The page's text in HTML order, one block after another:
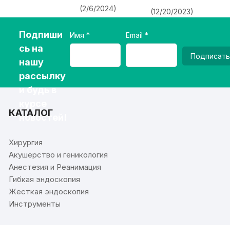
(2/6/2024) (12/20/2023)
Подпиши
сь на
нашу
рассылку
и будь в
новостей!
Имя Email
КАТАЛОГ
Хирургия
Акушерство и геникология
Анестезия и Реанимация
Гибкая эндоскопия
Жесткая эндоскопия
Инструменты